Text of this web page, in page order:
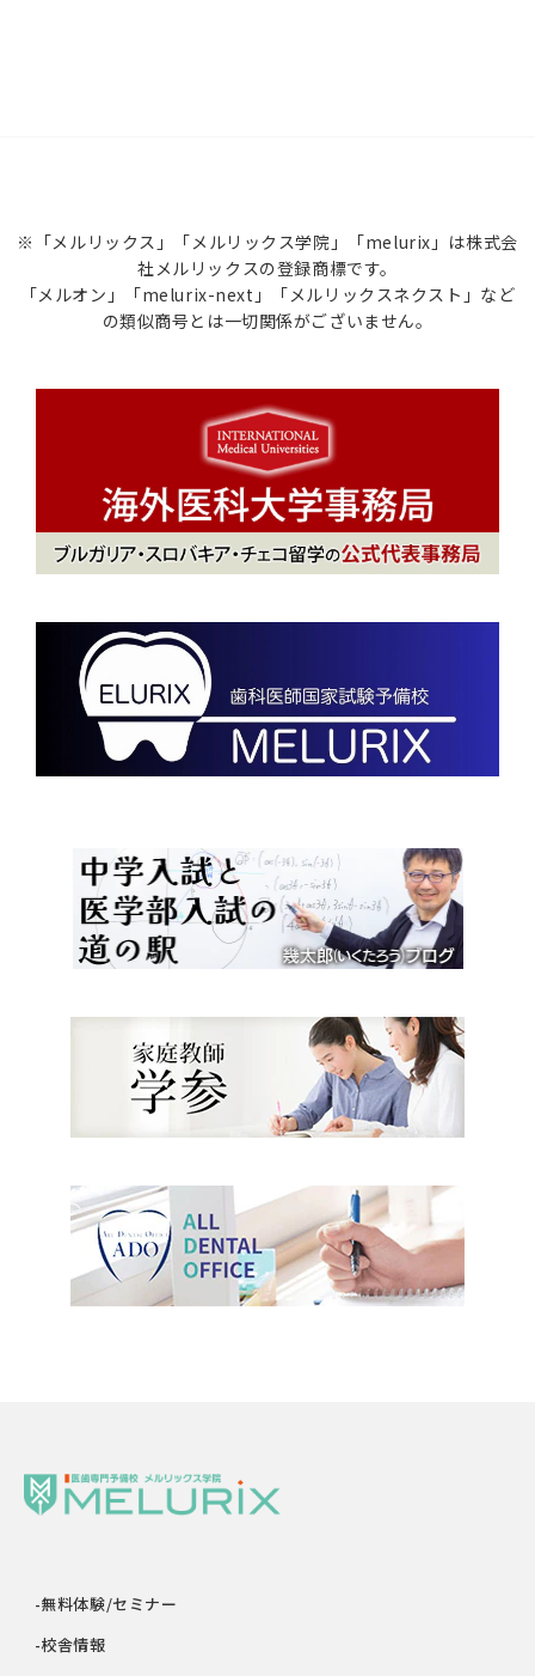
※「メルリックス」「メルリックス学院」「melurix」は株式会
社メルリックスの登録商標です。
「メルオン」「melurix-next」「メルリックスネクスト」など
の類似商号とは一切関係がございません。
-無料体験/セミナー
-校舎情報